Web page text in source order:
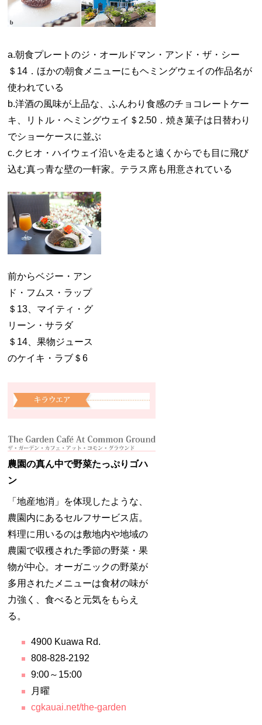
a.朝食プレートのジ・オールドマン・アンド・ザ・シー
＄14．ほかの朝食メニューにもヘミングウェイの作品名が
使われている
b.洋酒の風味が上品な、ふんわり食感のチョコレートケー
キ、リトル・ヘミングウェイ＄2.50．焼き菓子は日替わり
でショーケースに並ぶ
c.クヒオ・ハイウェイ沿いを走ると遠くからでも目に飛び
込む真っ青な壁の一軒家。テラス席も用意されている
前からベジー・アン
ド・フムス・ラップ
＄13、マイティ・グ
リーン・サラダ
＄14、果物ジュース
のケイキ・ラブ＄6
農園の真ん中で野菜たっぷりゴハ
ン
「地産地消」を体現したような、
農園内にあるセルフサービス店。
料理に用いるのは敷地内や地域の
農園で収穫された季節の野菜・果
物が中心。オーガニックの野菜が
多用されたメニューは食材の味が
力強く、食べると元気をもらえ
る。
4900 Kuawa Rd.
808-828-2192
9:00～15:00
月曜
cgkauai.net/the-garden